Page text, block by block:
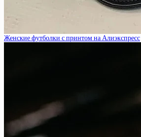
Женские футболки с принтом на Алиэкспресс